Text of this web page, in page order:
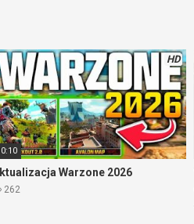
HD
Warzone 2026
262